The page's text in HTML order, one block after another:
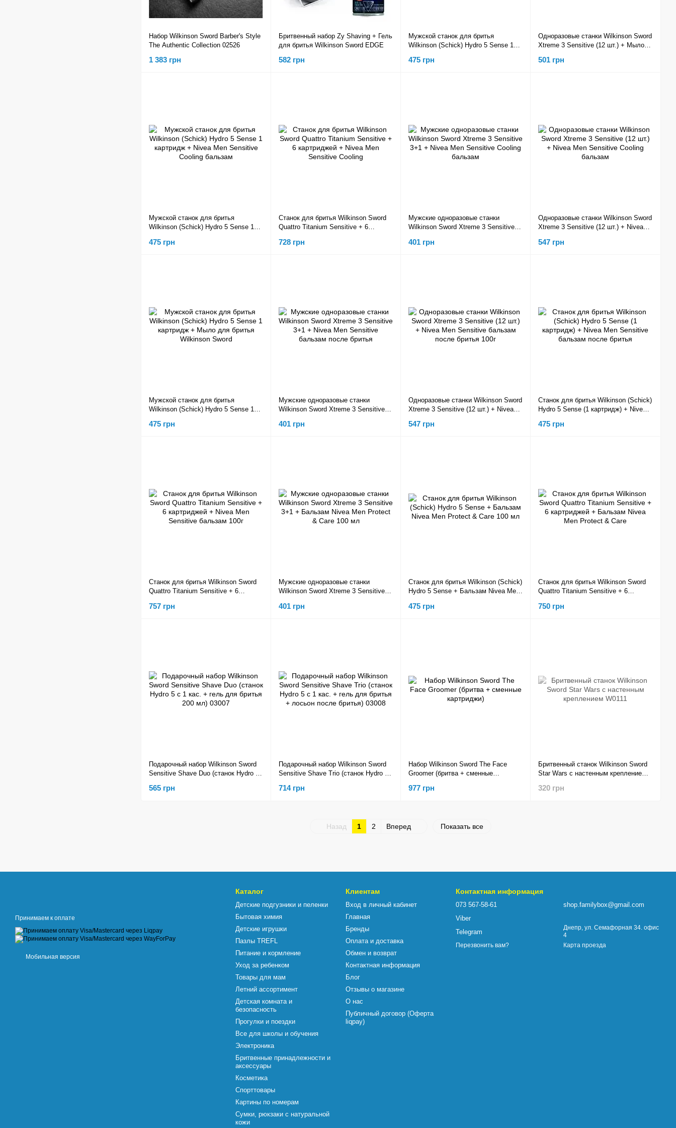
Набор Wilkinson Sword Barber's Style
The Authentic Collection 02526
1 383 грн
Бритвенный набор Zy Shaving + Гель
для бритья Wilkinson Sword EDGE
582 грн
Мужской станок для бритья
Wilkinson (Schick) Hydro 5 Sense 1
Wilkinson Sword
475 грн
Одноразовые станки Wilkinson Sword
Xtreme 3 Sensitive (12 шт.) + Мыло
501 грн
Мужской станок для бритья
Wilkinson (Schick) Hydro 5 Sense 1
Cooling бальзам
475 грн
Станок для бритья Wilkinson Sword
Quattro Titanium Sensitive + 6
Cooling
728 грн
Мужские одноразовые станки
Wilkinson Sword Xtreme 3 Sensitive
бальзам
401 грн
Одноразовые станки Wilkinson Sword
Xtreme 3 Sensitive (12 шт.) + Nivea
547 грн
Мужской станок для бритья
Wilkinson (Schick) Hydro 5 Sense 1
Wilkinson Sword
475 грн
Мужские одноразовые станки
Wilkinson Sword Xtreme 3 Sensitive
после бритья
401 грн
Одноразовые станки Wilkinson Sword
Xtreme 3 Sensitive (12 шт.) + Nivea
100г
547 грн
Станок для бритья Wilkinson (Schick)
Hydro 5 Sense (1 картридж) + Nivea
475 грн
Станок для бритья Wilkinson Sword
Quattro Titanium Sensitive + 6
бальзам 100г
757 грн
Мужские одноразовые станки
Wilkinson Sword Xtreme 3 Sensitive
Care 100 мл
401 грн
Станок для бритья Wilkinson (Schick)
Hydro 5 Sense + Бальзам Nivea Men
475 грн
Станок для бритья Wilkinson Sword
Quattro Titanium Sensitive + 6
Protect & Care
750 грн
Подарочный набор Wilkinson Sword
Sensitive Shave Duo (станок Hydro 5
03007
565 грн
Подарочный набор Wilkinson Sword
Sensitive Shave Trio (станок Hydro 5
после бритья) 03008
714 грн
Набор Wilkinson Sword The Face
Groomer (бритва + сменные
977 грн
Бритвенный станок Wilkinson Sword
Star Wars с настенным креплением
320 грн
Назад 1 2 Вперед Показать все
Принимаем к оплате
Мобильная версия
Каталог
Детские подгузники и пеленки
Бытовая химия
Детские игрушки
Пазлы TREFL
Питание и кормление
Уход за ребенком
Товары для мам
Летний ассортимент
Детская комната и
безопасность
Прогулки и поездки
Все для школы и обучения
Электроника
Бритвенные принадлежности и
аксессуары
Косметика
Спорттовары
Картины по номерам
Сумки, рюкзаки с натуральной
кожи
Клиентам
Вход в личный кабинет
Главная
Бренды
Оплата и доставка
Обмен и возврат
Контактная информация
Блог
Отзывы о магазине
О нас
Публичный договор (Оферта
liqpay)
Контактная информация
073 567-58-61
Viber
Telegram
Перезвонить вам?
shop.familybox@gmail.com
Днепр, ул. Семафорная 34. офис
4
Карта проезда